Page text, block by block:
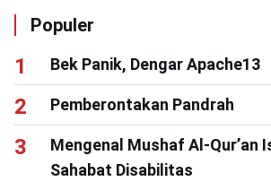
Populer
Bek Panik, Dengar Apache13
Pemberontakan Pandrah
Mengenal Mushaf Al-Qur’an
Sahabat Disabilitas